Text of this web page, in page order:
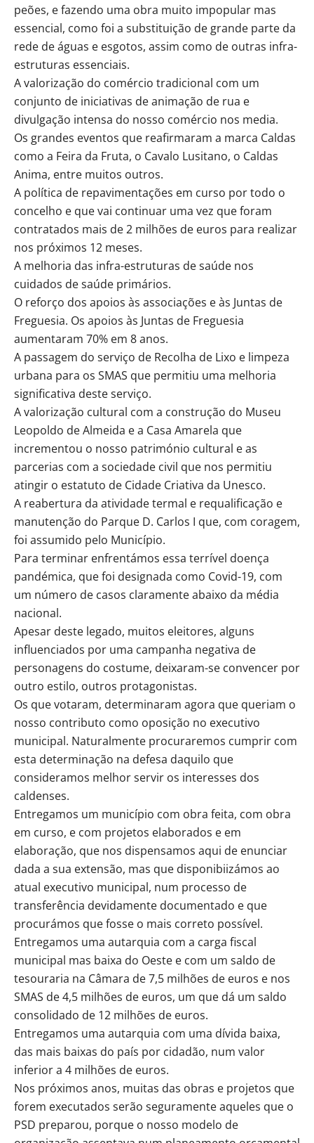
peões, e fazendo uma obra muito impopular mas
essencial, como foi a substituição de grande parte da
rede de águas e esgotos, assim como de outras infra-
estruturas essenciais.
A valorização do comércio tradicional com um
conjunto de iniciativas de animação de rua e
divulgação intensa do nosso comércio nos media.
Os grandes eventos que reafirmaram a marca Caldas
como a Feira da Fruta, o Cavalo Lusitano, o Caldas
Anima, entre muitos outros.
A política de repavimentações em curso por todo o
concelho e que vai continuar uma vez que foram
contratados mais de 2 milhões de euros para realizar
nos próximos 12 meses.
A melhoria das infra-estruturas de saúde nos
cuidados de saúde primários.
O reforço dos apoios às associações e às Juntas de
Freguesia. Os apoios às Juntas de Freguesia
aumentaram 70% em 8 anos.
A passagem do serviço de Recolha de Lixo e limpeza
urbana para os SMAS que permitiu uma melhoria
significativa deste serviço.
A valorização cultural com a construção do Museu
Leopoldo de Almeida e a Casa Amarela que
incrementou o nosso património cultural e as
parcerias com a sociedade civil que nos permitiu
atingir o estatuto de Cidade Criativa da Unesco.
A reabertura da atividade termal e requalificação e
manutenção do Parque D. Carlos I que, com coragem,
foi assumido pelo Município.
Para terminar enfrentámos essa terrível doença
pandémica, que foi designada como Covid-19, com
um número de casos claramente abaixo da média
nacional.
Apesar deste legado, muitos eleitores, alguns
influenciados por uma campanha negativa de
personagens do costume, deixaram-se convencer por
outro estilo, outros protagonistas.
Os que votaram, determinaram agora que queriam o
nosso contributo como oposição no executivo
municipal. Naturalmente procuraremos cumprir com
esta determinação na defesa daquilo que
consideramos melhor servir os interesses dos
caldenses.
Entregamos um município com obra feita, com obra
em curso, e com projetos elaborados e em
elaboração, que nos dispensamos aqui de enunciar
dada a sua extensão, mas que disponibiizámos ao
atual executivo municipal, num processo de
transferência devidamente documentado e que
procurámos que fosse o mais correto possível.
Entregamos uma autarquia com a carga fiscal
municipal mas baixa do Oeste e com um saldo de
tesouraria na Câmara de 7,5 milhões de euros e nos
SMAS de 4,5 milhões de euros, um que dá um saldo
consolidado de 12 milhões de euros.
Entregamos uma autarquia com uma dívida baixa,
das mais baixas do país por cidadão, num valor
inferior a 4 milhões de euros.
Nos próximos anos, muitas das obras e projetos que
forem executados serão seguramente aqueles que o
PSD preparou, porque o nosso modelo de